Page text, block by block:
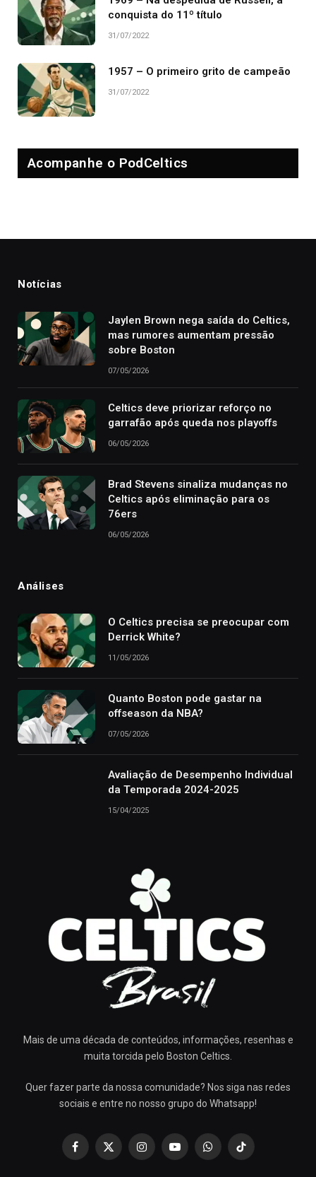
conquista do 11º título
31/07/2022
1957 – O primeiro grito de campeão
31/07/2022
Acompanhe o PodCeltics
Notícias
Jaylen Brown nega saída do Celtics,
mas rumores aumentam pressão
sobre Boston
07/05/2026
Celtics deve priorizar reforço no
garrafão após queda nos playoffs
06/05/2026
Brad Stevens sinaliza mudanças no
Celtics após eliminação para os
76ers
06/05/2026
Análises
O Celtics precisa se preocupar com
Derrick White?
11/05/2026
Quanto Boston pode gastar na
offseason da NBA?
07/05/2026
Avaliação de Desempenho Individual
da Temporada 2024-2025
15/04/2025
Mais de uma década de conteúdos, informações, resenhas e
muita torcida pelo Boston Celtics.
Quer fazer parte da nossa comunidade? Nos siga nas redes
sociais e entre no nosso grupo do Whatsapp!
Facebook
X
InstagramYouTubeWhatsAppTikTok